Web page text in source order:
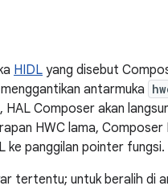
HIDL yang disebut
antarmuka
Composer akan
HWC lama,
ke panggilan pointer fungsi.
tertentu; untuk beralih di